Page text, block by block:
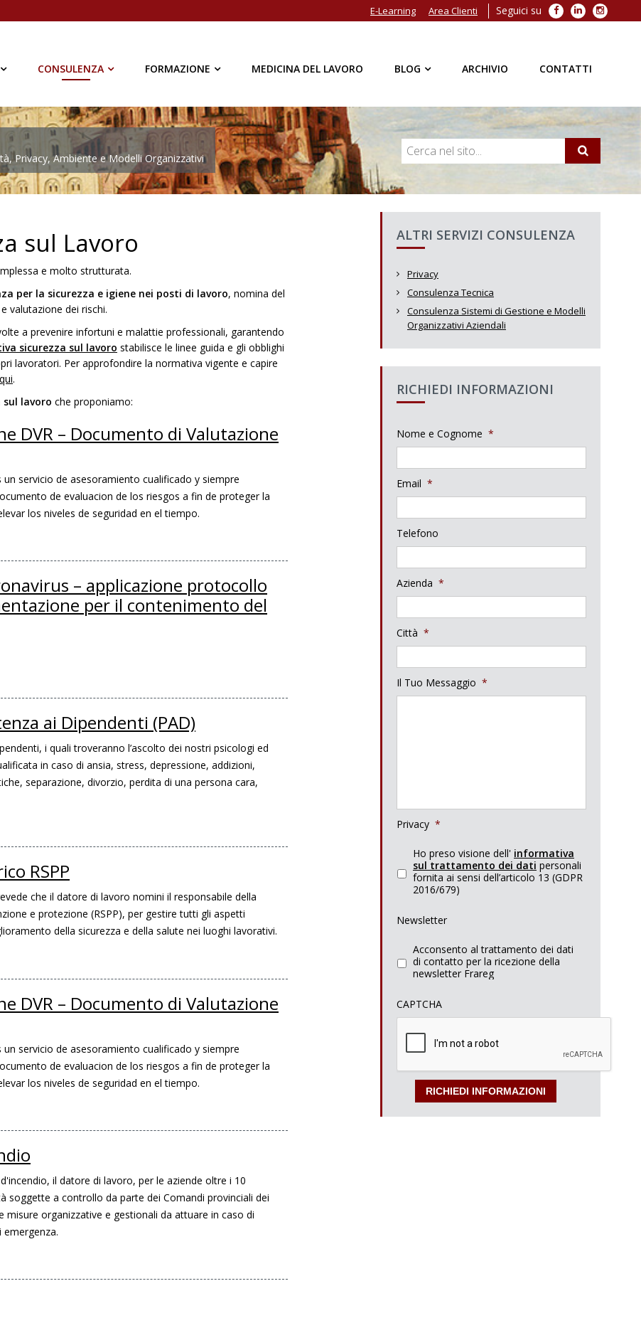
Seguici su Facebook
LinkedIn
E-Learning Area Clienti
CONSULENZA FORMAZIONE MEDICINA DEL LAVORO BLOG ARCHIVIO CONTATTI
Privacy, Ambiente e Modelli Organizzativi
sul Lavoro
e molto strutturata.
per la sicurezza e igiene nei posti di lavoro, nomina del
valutazione dei rischi.
a prevenire infortuni e malattie professionali, garantendo
sicurezza sul lavoro stabilisce le linee guida e gli obblighi
lavoratori. Per approfondire la normativa vigente e capire
qui.
sul lavoro che proponiamo:
DVR – Documento di Valutazione
servicio de asesoramiento cualificado y siempre
de evaluacion de los riesgos a fin de proteger la
los niveles de seguridad en el tiempo.
– applicazione protocollo
per il contenimento del
ai Dipendenti (PAD)
i quali troveranno l’ascolto dei nostri psicologi ed
in caso di ansia, stress, depressione, addizioni,
separazione, divorzio, perdita di una persona cara,
RSPP
che il datore di lavoro nomini il responsabile della
e protezione (RSPP), per gestire tutti gli aspetti
della sicurezza e della salute nei luoghi lavorativi.
DVR – Documento di Valutazione
servicio de asesoramiento cualificado y siempre
de evaluacion de los riesgos a fin de proteger la
los niveles de seguridad en el tiempo.
il datore di lavoro, per le aziende oltre i 10
soggette a controllo da parte dei Comandi provinciali dei
misure organizzative e gestionali da attuare in caso di
ALTRI SERVIZI CONSULENZA
Privacy
Consulenza Tecnica
Consulenza Sistemi di Gestione e Modelli
Organizzativi Aziendali
RICHIEDI INFORMAZIONI
Nome e Cognome *
Email *
Telefono
Azienda *
Città *
Il Tuo Messaggio *
Privacy *
Ho preso visione dell' informativa
sul trattamento dei dati personali
fornita ai sensi dell’articolo 13 (GDPR
2016/679)
Newsletter
Acconsento al trattamento dei dati
di contatto per la ricezione della
newsletter Frareg
CAPTCHA